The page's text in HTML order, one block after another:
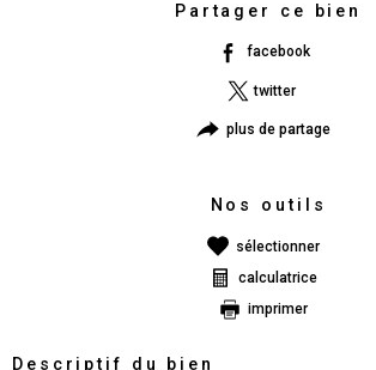
Partager ce bien
facebook
twitter
plus de partage
Nos outils
sélectionner
calculatrice
imprimer
Descriptif du bien